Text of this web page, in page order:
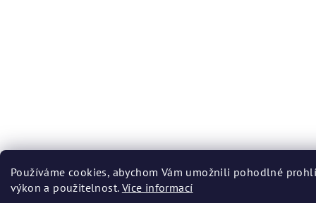
Používáme cookies, abychom Vám umožnili pohodlné
výkon a použitelnost. Více informací